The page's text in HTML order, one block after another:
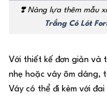
❣️ Nàng lựa thêm mẫu
Trắng Có Lót
Với thiết kế đơn giản và
nhẹ hoặc váy ôm dáng,
Váy có thể đi kèm với